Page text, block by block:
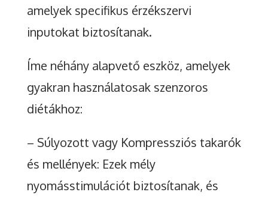
amelyek specifikus érzékszervi
inputokat biztosítanak.
Íme néhány alapvető eszköz, amelyek
gyakran használatosak szenzoros
diétákhoz:
– Súlyozott vagy Kompressziós takarók
és mellények: Ezek mély
nyomásstimulációt biztosítanak, és